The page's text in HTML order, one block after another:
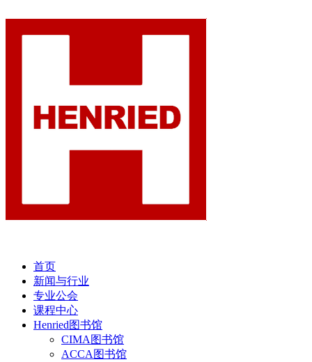
首页
新闻与行业
专业公会
课程中心
Henried图书馆
CIMA图书馆
ACCA图书馆